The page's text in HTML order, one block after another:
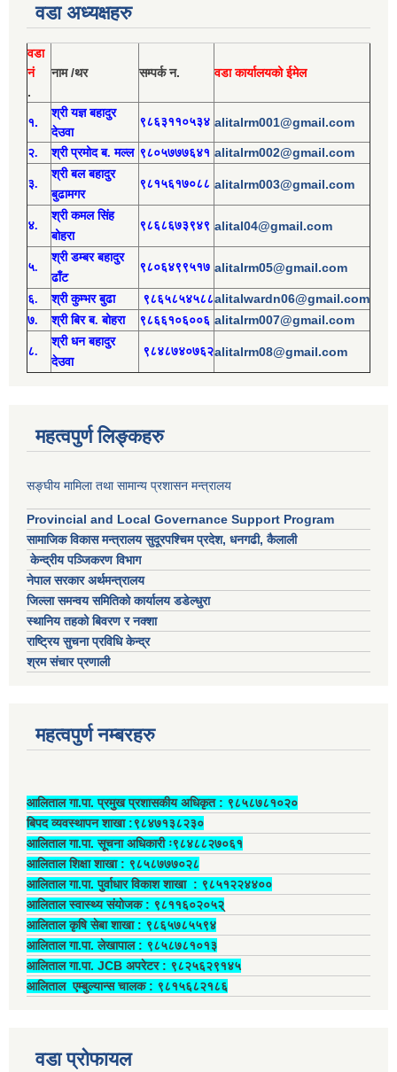
वडा अध्यक्षहरु
वडा
नं
.
नाम /थर सम्पर्क न. वडा कार्यालयको ईमेल
१.
श्री यज्ञ बहादुर
देउवा
९८६३११०५३४ alitalrm001@gmail.com
२. श्रीप्रमोदब. मल्ल ९८०५७७७६४१ alitalrm002@gmail.com
३.
श्रीबल बहादुर
बुढामगर
९८१५६१७०८८ alitalrm003@gmail.com
४.
श्री कमल सिंह
बोहरा
९८६८६७३९४९ alital04@gmail.com
५.
श्री डम्बर बहादुर
ढाँट
९८०६४९९५१७ alitalrm05@gmail.com
६. श्री कुम्भर बुढा ९८६५८५४५८८alitalwardn06@gmail.com
७. श्री बिर ब. बोहरा ९८६६१०६००६ alitalrm007@gmail.com
८.
श्री धन बहादुर
देउवा
९८४८७४०७६२alitalrm08@gmail.com
महत्वपुर्ण लिङ्कहरु
सङ्घीय मामिला तथा सामान्य प्रशासन मन्त्रालय
Provincial and Local Governance Support Program
सामाजिक विकास मन्त्रालय सुदूरपश्चिम प्रदेश, धनगढी, कैलाली
केन्द्रीय पञ्जिकरण विभाग
नेपाल सरकार अर्थमन्त्रालय
जिल्ला समन्वय समितिको कार्यालय डडेल्धुरा
स्थानिय तहको बिवरण र नक्शा
राष्ट्रिय सुचना प्रविधि केन्द्र
श्रम संचार प्रणाली
महत्वपुर्ण नम्बरहरु
आलिताल गा.पा. प्रमुख प्रशासकीय अधिकृत ‍: ९८५८७८१०२०
बिपद व्यवस्थापन शाखा :९८४७१३८२३०
आलिताल गा.पा. सूचना अधिकारी ः९८४८८२७०६१
आलिताल शिक्षा शाखा : ९८५८७७७०२८
आलिताल गा.पा. पुर्वाधार विकाश शाखा ‍: ९८५१२२४४००
आलिताल स्वास्थ्य संयोजक ‍: ९८११६०२०५२्
आलिताल कृषि सेबा शाखा : ९८६५७८५५९४
आलिताल गा.पा. लेखापाल ‍: ९८५८७८१०१३
आलिताल गा.पा. JCB अपरेटर ‍: ९८२५६२९१४५
आलिताल एम्बुल्यान्स चालक ‍: ९८१५६८२१८६
वडा प्रोफायल